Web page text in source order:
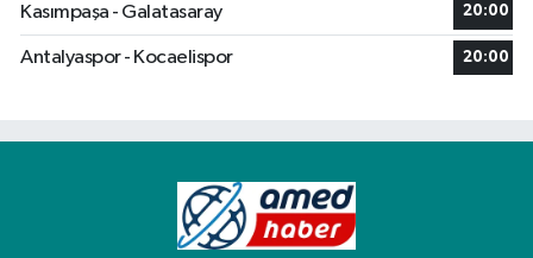
Kasımpaşa - Galatasaray 20:00
Antalyaspor - Kocaelispor 20:00